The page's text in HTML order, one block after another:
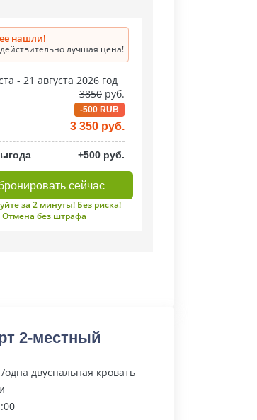
нашли!
лучшая цена!
- 21 августа 2026 год
3850 руб.
-500 RUB
3 350 руб.
+500 руб.
сейчас
за 2 минуты! Без риска!
Отмена без штрафа
2-местный
двуспальная кровать